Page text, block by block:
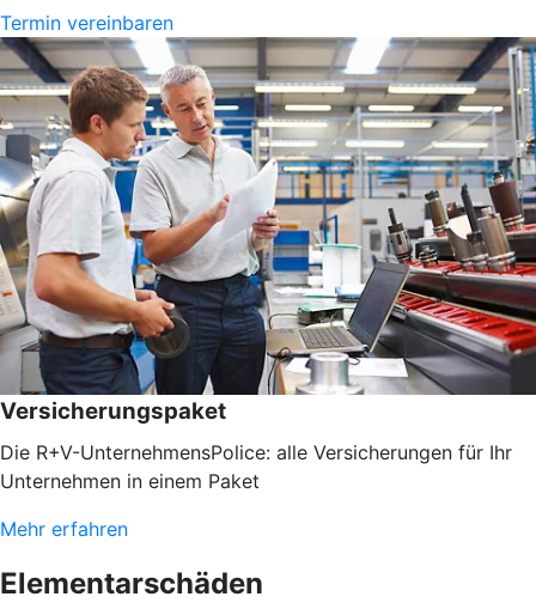
Termin vereinbaren
Versicherungspaket
Die R+V-UnternehmensPolice: alle Versicherungen für Ihr
Unternehmen in einem Paket
Mehr erfahren
Elementarschäden